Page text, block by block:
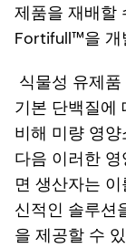
제품을 재배할
Fortifull™을 개
식물성 유제
기본 단백질에
비해 미량 영
다음 이러한
면 생산자는
신적인 솔루션
을 제공할 수